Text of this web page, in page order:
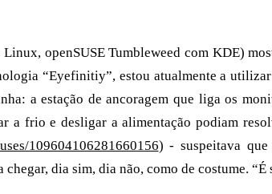
openSUSE Tumbleweed com KDE)
“Eyefinitiy”, estou atualmente a
a estação de ancoragem que liga os
a frio e desligar a alimentação podiam
109604106281660156) - suspeitava
dia sim, dia não, como de costume. “É